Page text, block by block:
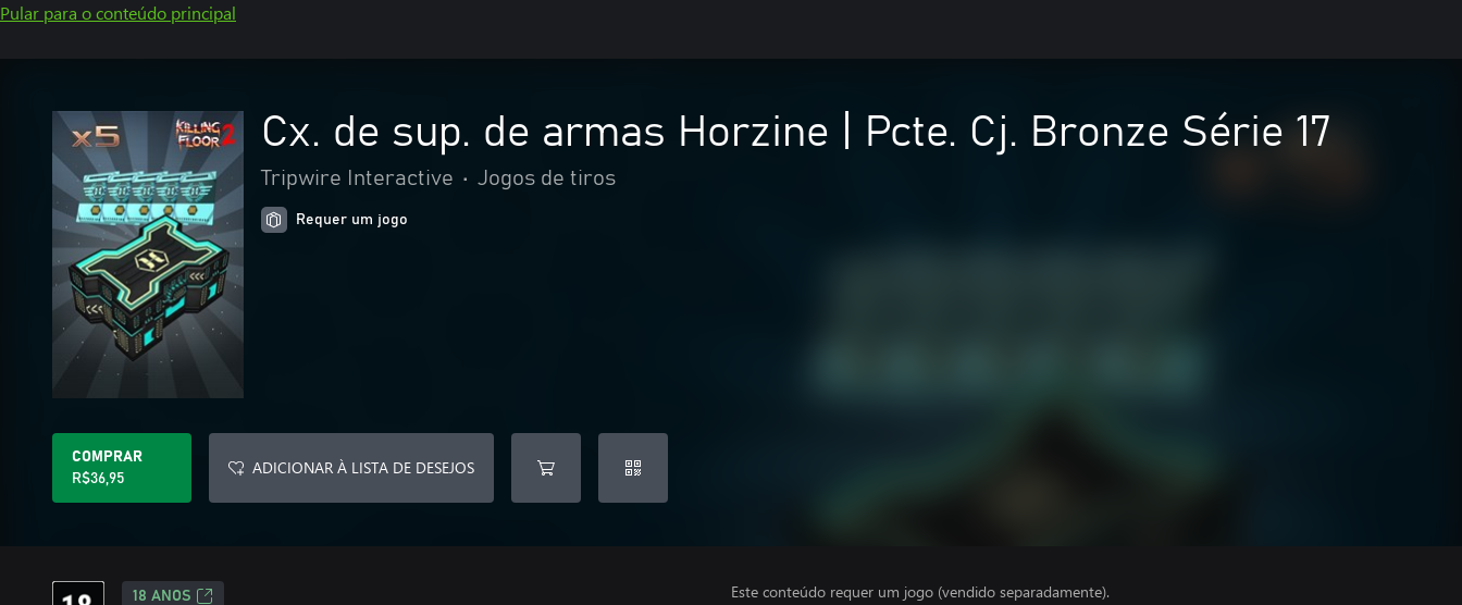
Pular para o conteúdo principal
Cx. de sup. de armas Horzine | Pcte. Cj. Bronze Série 17
Tripwire Interactive • Jogos de tiros
Requer um jogo
COMPRAR
R$36,95
ADICIONAR À LISTA DE DESEJOS
18 ANOS Este conteúdo requer um jogo (vendido separadamente).